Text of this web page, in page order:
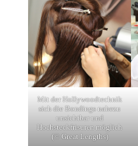
Mit der Hollywoodtechnik
sich die Bondings nahezu
unsichtbar und
Hochsteckfrisuren möglich
(© Great Lengths)